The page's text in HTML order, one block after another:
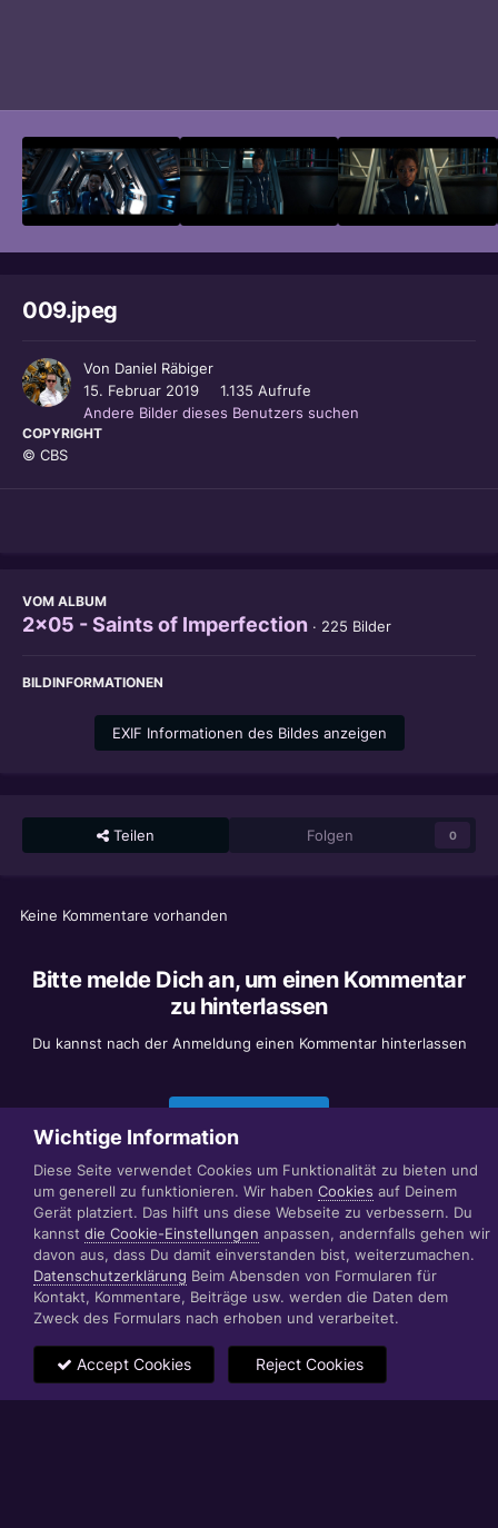
009.jpeg
Von Daniel Räbiger
15. Februar 2019
1.135 Aufrufe
Andere Bilder dieses Benutzers suchen
COPYRIGHT
© CBS
VOM ALBUM
2x05 - Saints of Imperfection · 225 Bilder
BILDINFORMATIONEN
EXIF Informationen des Bildes anzeigen
Teilen Folgen 0
Keine Kommentare vorhanden
Bitte melde Dich an, um einen Kommentar
zu hinterlassen
Du kannst nach der Anmeldung einen Kommentar hinterlassen
Datenschutzerklärung Impressum
© 1999 - 2022 RÄBIGER IT|WEB|VIDEO|CONSULTING
www.raebiger.pro
Powered by Invision Community
Wichtige Information
Diese Seite verwendet Cookies um Funktionalität zu bieten und
um generell zu funktionieren. Wir haben Cookies auf Deinem
Gerät platziert. Das hilft uns diese Webseite zu verbessern. Du
kannst die Cookie-Einstellungen anpassen, andernfalls gehen wir
davon aus, dass Du damit einverstanden bist, weiterzumachen.
Datenschutzerklärung Beim Abensden von Formularen für
Kontakt, Kommentare, Beiträge usw. werden die Daten dem
Zweck des Formulars nach erhoben und verarbeitet.
Accept Cookies Reject Cookies